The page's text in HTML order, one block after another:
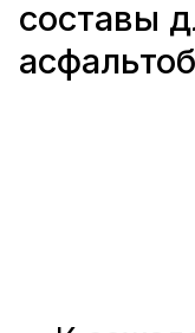
составы